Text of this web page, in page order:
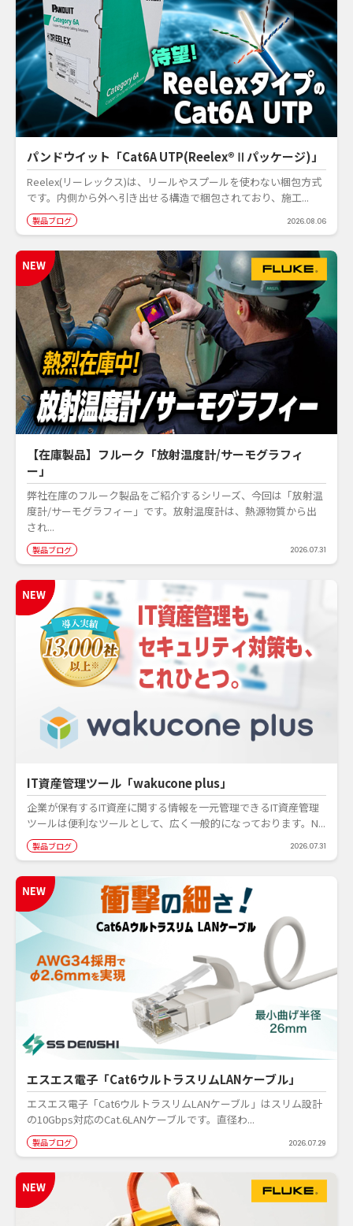
パンドウイット「Cat6A UTP(Reelex®Ⅱパッケージ)」
Reelex(リーレックス)は、リールやスプールを使わない梱包方式
です。内側から外へ引き出せる構造で梱包されており、施工...
製品ブログ 2026.08.06
【在庫製品】フルーク「放射温度計/サーモグラフィ
ー」
弊社在庫のフルーク製品をご紹介するシリーズ、今回は「放射温
度計/サーモグラフィー」です。放射温度計は、熱源物質から出
され...
製品ブログ 2026.07.31
IT資産管理ツール「wakucone plus」
企業が保有するIT資産に関する情報を一元管理できるIT資産管理
ツールは便利なツールとして、広く一般的になっております。N...
製品ブログ 2026.07.31
エスエス電子「Cat6ウルトラスリムLANケーブル」
エスエス電子「Cat6ウルトラスリムLANケーブル」はスリム設計
の10Gbps対応のCat.6LANケーブルです。直径わ...
製品ブログ 2026.07.29